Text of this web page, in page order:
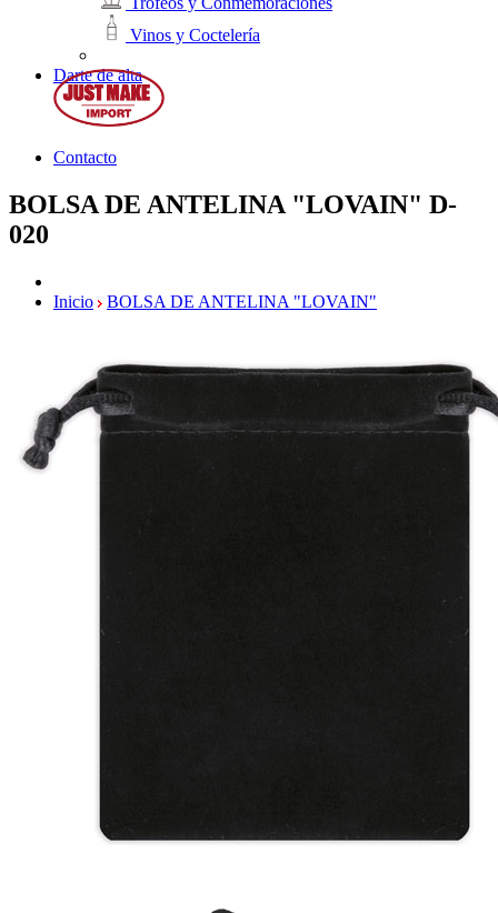
Vinos y Coctelería
Darte de alta
Contacto
BOLSA DE ANTELINA "LOVAIN" D-
020
Inicio BOLSA DE ANTELINA "LOVAIN"